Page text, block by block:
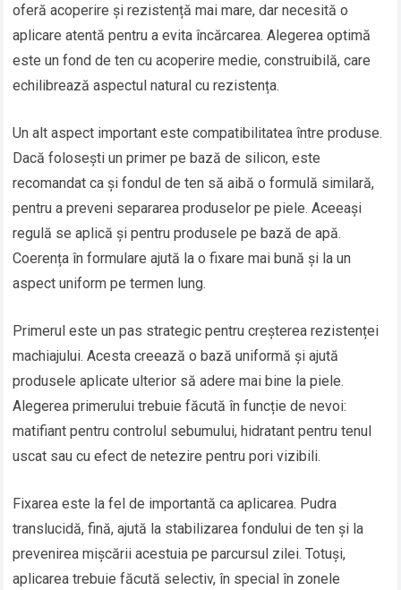
oferă acoperire și rezistență mai mare, dar necesită o
aplicare atentă pentru a evita încărcarea. Alegerea optimă
este un fond de ten cu acoperire medie, construibilă, care
echilibrează aspectul natural cu rezistența.
Un alt aspect important este compatibilitatea între produse.
Dacă folosești un primer pe bază de silicon, este
recomandat ca și fondul de ten să aibă o formulă similară,
pentru a preveni separarea produselor pe piele. Aceeași
regulă se aplică și pentru produsele pe bază de apă.
Coerența în formulare ajută la o fixare mai bună și la un
aspect uniform pe termen lung.
Primerul este un pas strategic pentru creșterea rezistenței
machiajului. Acesta creează o bază uniformă și ajută
produsele aplicate ulterior să adere mai bine la piele.
Alegerea primerului trebuie făcută în funcție de nevoi:
matifiant pentru controlul sebumului, hidratant pentru tenul
uscat sau cu efect de netezire pentru pori vizibili.
Fixarea este la fel de importantă ca aplicarea. Pudra
translucidă, fină, ajută la stabilizarea fondului de ten și la
prevenirea mișcării acestuia pe parcursul zilei. Totuși,
aplicarea trebuie făcută selectiv, în special în zonele